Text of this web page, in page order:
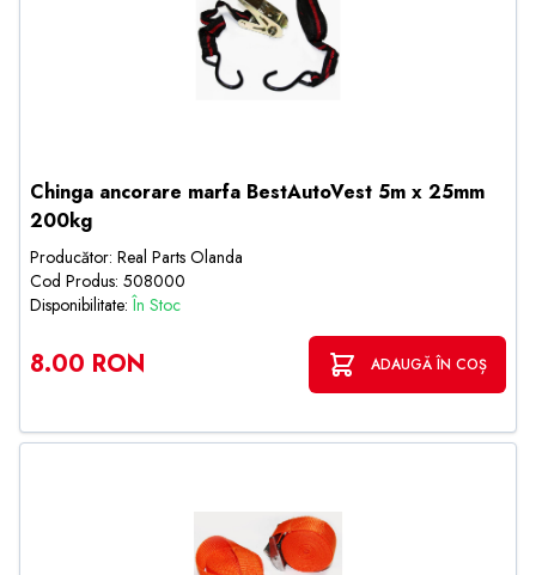
Chinga ancorare marfa BestAutoVest 5m x 25mm
200kg
Producător: Real Parts Olanda
Cod Produs: 508000
Disponibilitate:În Stoc
8.00 RON ADAUGĂ ÎN COȘ